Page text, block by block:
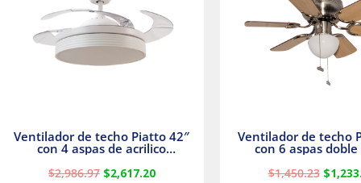
Ventilador de techo Piatto 42″
con 4 aspas de acrilico
$2,986.97 $2,617.20
Ventilador de techo
con 6 aspas
$1,450.23 $